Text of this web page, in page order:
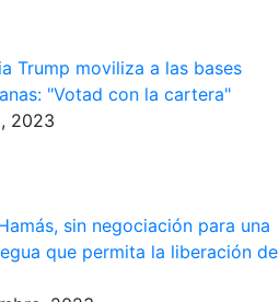
Trump moviliza a las bases
"Votad con la cartera"
2023
sin negociación para una
que permita la liberación de